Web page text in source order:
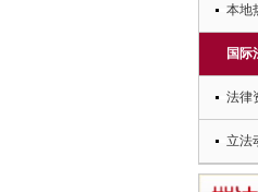
本地
国际
法律
立法